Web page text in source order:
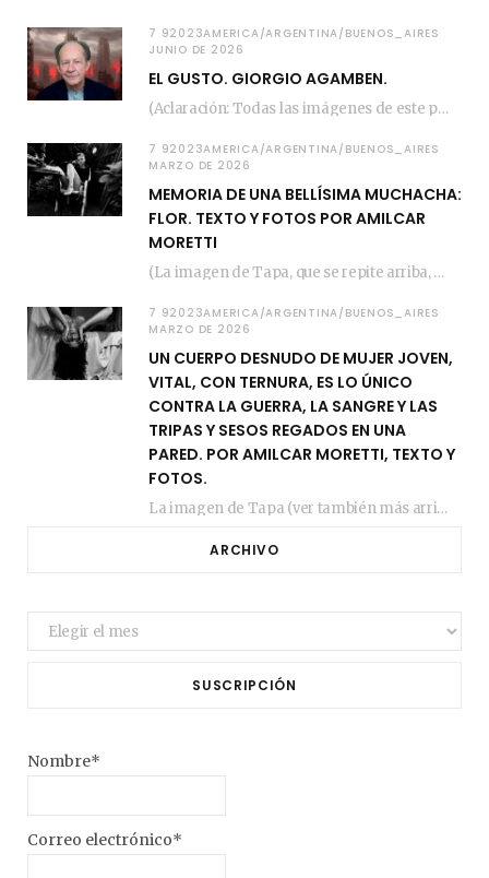
7 92023AMERICA/ARGENTINA/BUENOS_AIRES
JUNIO DE 2026
EL GUSTO. GIORGIO AGAMBEN.
(Aclaración: Todas las imágenes de este posteo fueron tomadas de Bloghemia.com, y todos los…
7 92023AMERICA/ARGENTINA/BUENOS_AIRES
MARZO DE 2026
MEMORIA DE UNA BELLÍSIMA MUCHACHA:
FLOR. TEXTO Y FOTOS POR AMILCAR
MORETTI
(La imagen de Tapa, que se repite arriba, fue compuesta por Amilcar Moretti el viernes…
7 92023AMERICA/ARGENTINA/BUENOS_AIRES
MARZO DE 2026
UN CUERPO DESNUDO DE MUJER JOVEN,
VITAL, CON TERNURA, ES LO ÚNICO
CONTRA LA GUERRA, LA SANGRE Y LAS
TRIPAS Y SESOS REGADOS EN UNA
PARED. POR AMILCAR MORETTI, TEXTO Y
FOTOS.
La imagen de Tapa (ver también más arriba) fue compuesta en estos días de febrero…
ARCHIVO
Archivo
SUSCRIPCIÓN
Nombre*
Correo electrónico*